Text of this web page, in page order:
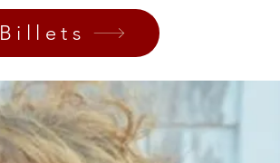
Billets